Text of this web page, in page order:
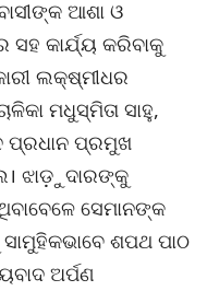
ଆଶା ଓ
ସହ କାର୍ଯ୍ୟ କରିବାକୁ
ଲକ୍ଷ୍ମୀଧର
ମଧୁସ୍ମିତା ସାହୁ,
ପ୍ରଧାନ ପ୍ରମୁଖ
ଝାଡ଼ୁଦାରଙ୍କୁ
ସେମାନଙ୍କ
ଶପଥ ପାଠ
ଅର୍ପଣ